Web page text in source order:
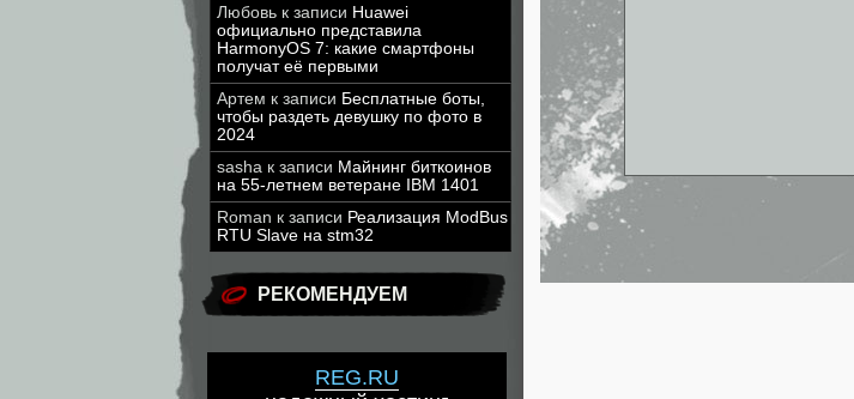
Любовь к записи Huawei
официально представила
HarmonyOS 7: какие смартфоны
получат её первыми
Артем к записи Бесплатные боты,
чтобы раздеть девушку по фото в
2024
sasha к записи Майнинг биткоинов
на 55-летнем ветеране IBM 1401
Roman к записи Реализация ModBus
RTU Slave на stm32
РЕКОМЕНДУЕМ
REG.RU